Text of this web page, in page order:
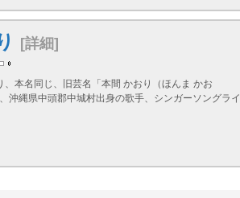
[詳細]
本名同じ、旧芸名「本間 かおり（ほんま かお
沖縄県中頭郡中城村出身の歌手、シンガーソングライ